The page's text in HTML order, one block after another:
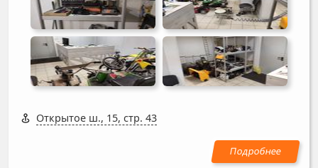
Открытое ш., 15, стр. 43